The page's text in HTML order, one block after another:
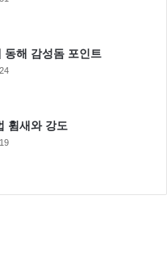
동해 감성돔 포인트
휨새와 강도